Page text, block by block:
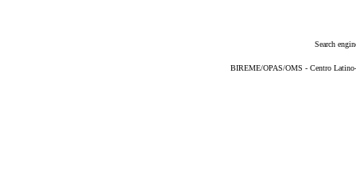
Search
BIREME/OPAS/OMS - Centro Latino-